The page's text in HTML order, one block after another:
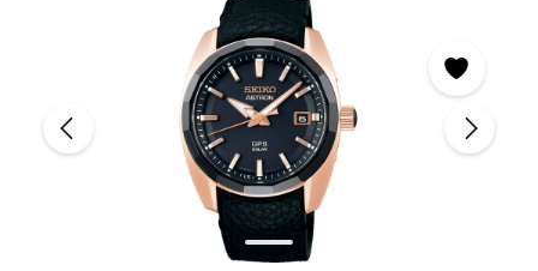
Bildergalerie überspringen